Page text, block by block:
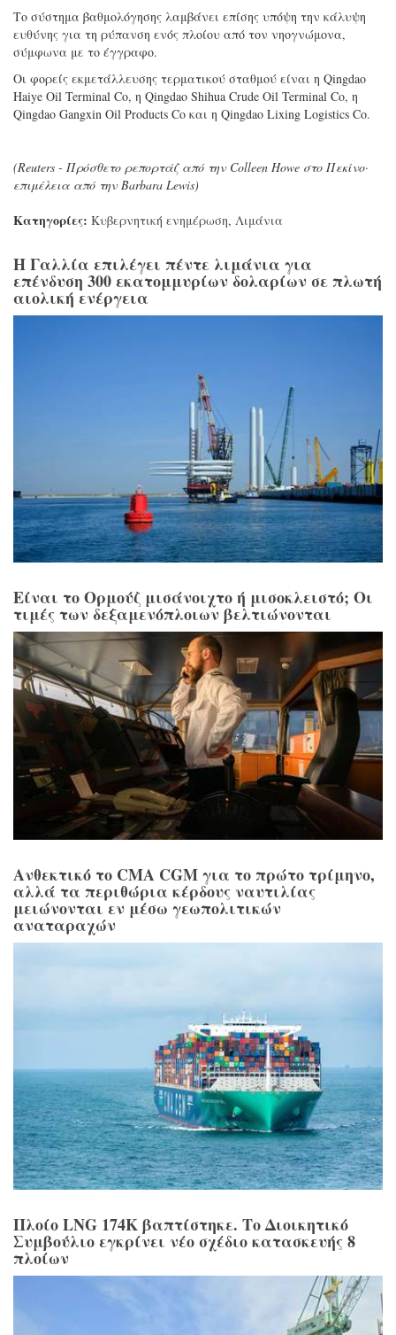
Το σύστημα βαθμολόγησης λαμβάνει επίσης υπόψη την κάλυψη
ευθύνης για τη ρύπανση ενός πλοίου από τον νηογνώμονα,
σύμφωνα με το έγγραφο.
Οι φορείς εκμετάλλευσης τερματικού σταθμού είναι η Qingdao
Haiye Oil Terminal Co, η Qingdao Shihua Crude Oil Terminal Co, η
Qingdao Gangxin Oil Products Co και η Qingdao Lixing Logistics Co.
(Reuters - Πρόσθετο ρεπορτάζ από την Colleen Howe στο Πεκίνο·
επιμέλεια από την Barbara Lewis)
Κατηγορίες: Κυβερνητική ενημέρωση, Λιμάνια
Η Γαλλία επιλέγει πέντε λιμάνια για
επένδυση 300 εκατομμυρίων δολαρίων σε πλωτή
αιολική ενέργεια
Είναι το Ορμούζ μισάνοιχτο ή μισοκλειστό; Οι
τιμές των δεξαμενόπλοιων βελτιώνονται
Ανθεκτικό το CMA CGM για το πρώτο τρίμηνο,
αλλά τα περιθώρια κέρδους ναυτιλίας
μειώνονται εν μέσω γεωπολιτικών
αναταραχών
Πλοίο LNG 174K βαπτίστηκε. Το Διοικητικό
Συμβούλιο εγκρίνει νέο σχέδιο κατασκευής 8
πλοίων